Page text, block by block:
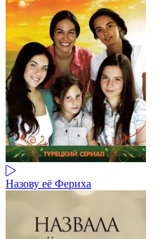
Назову её Фериха